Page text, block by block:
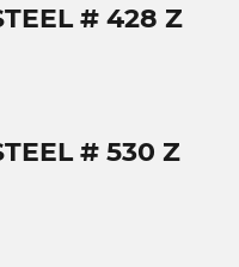
# 428 Z
# 530 Z